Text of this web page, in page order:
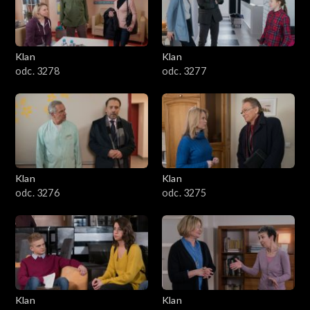
701–800
601–700
501–600
401–500
301–400
201–300
101–200
1–100
Klan
odc. 3278
Klan
odc. 3277
Klan
odc. 3276
Klan
odc. 3275
Klan
Klan